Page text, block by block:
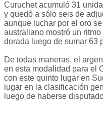
Curuchet acumuló 31
y quedó a sólo seis de
aunque luchar por el oro
australiano mostró un
dorada luego de sumar 63
De todas maneras, el
en esta modalidad para el
con este quinto lugar en
lugar en la clasificación
luego de haberse